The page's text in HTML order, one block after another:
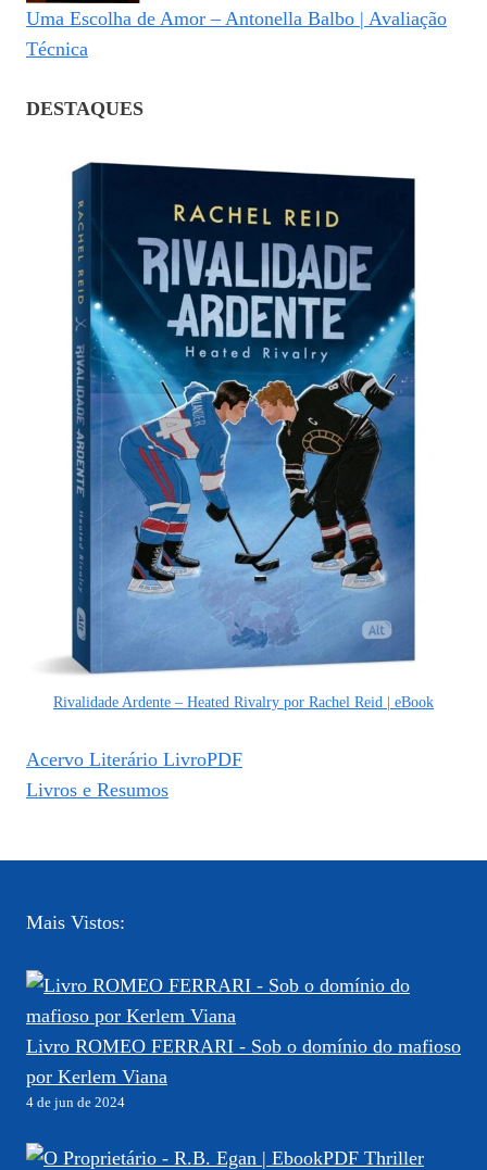
Uma Escolha de Amor – Antonella Balbo | Avaliação
Técnica
DESTAQUES
Rivalidade Ardente – Heated Rivalry por Rachel Reid | eBook
Acervo Literário LivroPDF
Livros e Resumos
Mais Vistos:
Livro ROMEO FERRARI - Sob o domínio do mafioso
por Kerlem Viana
4 de jun de 2024